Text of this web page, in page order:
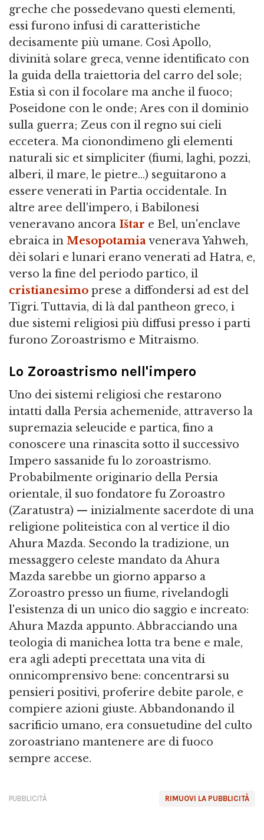
greche che possedevano questi elementi,
essi furono infusi di caratteristiche
decisamente più umane. Così Apollo,
divinità solare greca, venne identificato con
la guida della traiettoria del carro del sole;
Estia sì con il focolare ma anche il fuoco;
Poseidone con le onde; Ares con il dominio
sulla guerra; Zeus con il regno sui cieli
eccetera. Ma cionondimeno gli elementi
naturali sic et simpliciter (fiumi, laghi, pozzi,
alberi, il mare, le pietre…) seguitarono a
essere venerati in Partia occidentale. In
altre aree dell'impero, i Babilonesi
veneravano ancora Ištar e Bel, un'enclave
ebraica in Mesopotamiavenerava Yahweh,
dèi solari e lunari erano venerati ad Hatra, e,
verso la fine del periodo partico, il
cristianesimo prese a diffondersi ad est del
Tigri. Tuttavia, di là dal pantheon greco, i
due sistemi religiosi più diffusi presso i parti
furono Zoroastrismo e Mitraismo.
Lo Zoroastrismo nell'impero
Uno dei sistemi religiosi che restarono
intatti dalla Persia achemenide, attraverso la
supremazia seleucide e partica, fino a
conoscere una rinascita sotto il successivo
Impero sassanide fu lo zoroastrismo.
Probabilmente originario della Persia
orientale, il suo fondatore fu Zoroastro
(Zaratustra) — inizialmente sacerdote di una
religione politeistica con al vertice il dio
Ahura Mazda. Secondo la tradizione, un
messaggero celeste mandato da Ahura
Mazda sarebbe un giorno apparso a
Zoroastro presso un fiume, rivelandogli
l'esistenza di un unico dio saggio e increato:
Ahura Mazda appunto. Abbracciando una
teologia di manichea lotta tra bene e male,
era agli adepti precettata una vita di
onnicomprensivo bene: concentrarsi su
pensieri positivi, proferire debite parole, e
compiere azioni giuste. Abbandonando il
sacrificio umano, era consuetudine del culto
zoroastriano mantenere are di fuoco
sempre accese.
RIMUOVI LA PUBBLICITÀ
PUBBLICITÀ